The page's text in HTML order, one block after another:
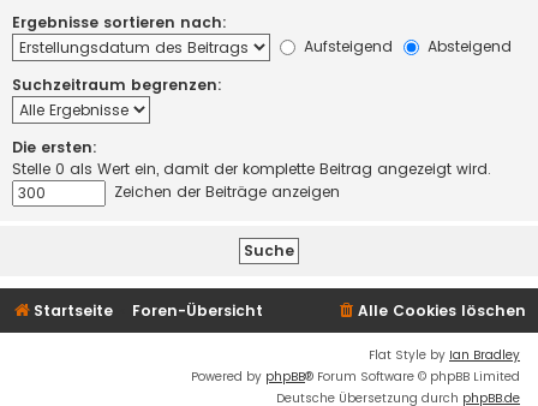
Ergebnisse sortieren nach:
Aufsteigend
Absteigend
Suchzeitraum begrenzen:
Die ersten:
Stelle 0 als Wert ein, damit der komplette Beitrag angezeigt wird.
Zeichen der Beiträge anzeigen
Startseite Foren-Übersicht Alle Cookies löschen
Flat Style by Ian Bradley
Powered by phpBB® Forum Software © phpBB Limited
Deutsche Übersetzung durch phpBB.de